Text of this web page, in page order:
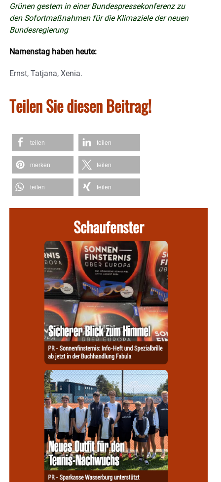
Grünen gestern in einer Bundespressekonferenz zu
den Sofortmaßnahmen für die Klimaziele der neuen
Bundesregierung
Namenstag haben heute:
Ernst, Tatjana, Xenia.
Teilen Sie diesen Beitrag!
teilen teilen
merken teilen
teilen teilen
Schaufenster